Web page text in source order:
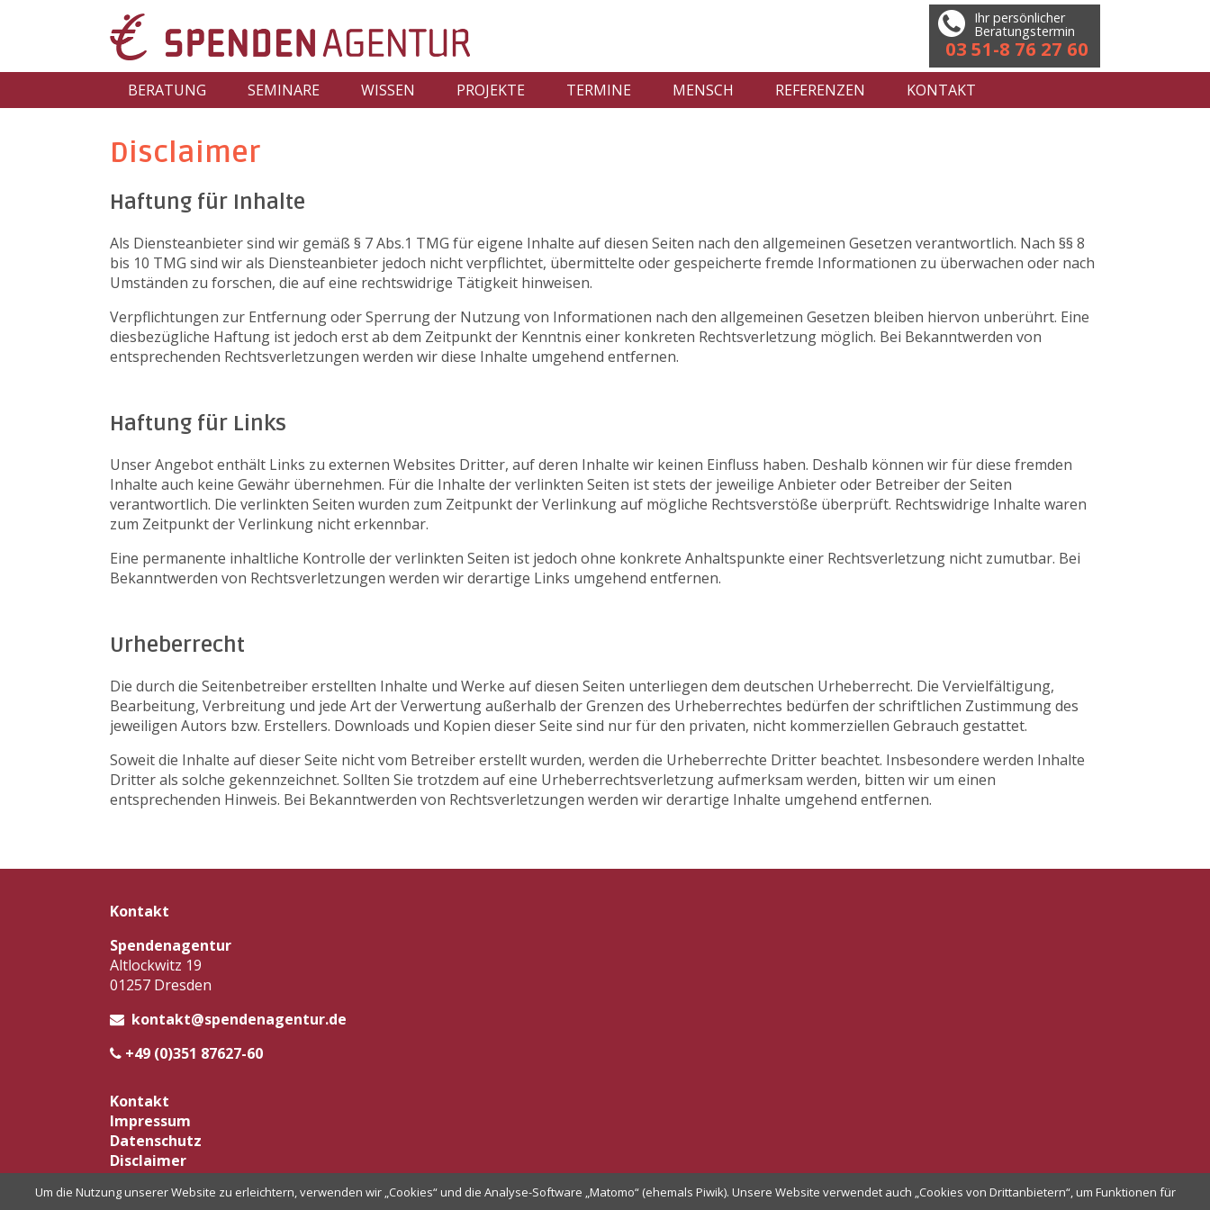
Ihr persönlicher
Beratungstermin
03 51-8 76 27 60
NAVIGATION
ÜBERSPRINGEN
BERATUNG SEMINARE WISSEN PROJEKTE TERMINE MENSCH REFERENZEN KONTAKT
Disclaimer
Haftung für Inhalte
Als Diensteanbieter sind wir gemäß § 7 Abs.1 TMG für eigene Inhalte auf diesen Seiten nach den allgemeinen Gesetzen verantwortlich. Nach §§ 8
bis 10 TMG sind wir als Diensteanbieter jedoch nicht verpflichtet, übermittelte oder gespeicherte fremde Informationen zu überwachen oder nach
Umständen zu forschen, die auf eine rechtswidrige Tätigkeit hinweisen.
Verpflichtungen zur Entfernung oder Sperrung der Nutzung von Informationen nach den allgemeinen Gesetzen bleiben hiervon unberührt. Eine
diesbezügliche Haftung ist jedoch erst ab dem Zeitpunkt der Kenntnis einer konkreten Rechtsverletzung möglich. Bei Bekanntwerden von
entsprechenden Rechtsverletzungen werden wir diese Inhalte umgehend entfernen.
Haftung für Links
Unser Angebot enthält Links zu externen Websites Dritter, auf deren Inhalte wir keinen Einfluss haben. Deshalb können wir für diese fremden
Inhalte auch keine Gewähr übernehmen. Für die Inhalte der verlinkten Seiten ist stets der jeweilige Anbieter oder Betreiber der Seiten
verantwortlich. Die verlinkten Seiten wurden zum Zeitpunkt der Verlinkung auf mögliche Rechtsverstöße überprüft. Rechtswidrige Inhalte waren
zum Zeitpunkt der Verlinkung nicht erkennbar.
Eine permanente inhaltliche Kontrolle der verlinkten Seiten ist jedoch ohne konkrete Anhaltspunkte einer Rechtsverletzung nicht zumutbar. Bei
Bekanntwerden von Rechtsverletzungen werden wir derartige Links umgehend entfernen.
Urheberrecht
Die durch die Seitenbetreiber erstellten Inhalte und Werke auf diesen Seiten unterliegen dem deutschen Urheberrecht. Die Vervielfältigung,
Bearbeitung, Verbreitung und jede Art der Verwertung außerhalb der Grenzen des Urheberrechtes bedürfen der schriftlichen Zustimmung des
jeweiligen Autors bzw. Erstellers. Downloads und Kopien dieser Seite sind nur für den privaten, nicht kommerziellen Gebrauch gestattet.
Soweit die Inhalte auf dieser Seite nicht vom Betreiber erstellt wurden, werden die Urheberrechte Dritter beachtet. Insbesondere werden Inhalte
Dritter als solche gekennzeichnet. Sollten Sie trotzdem auf eine Urheberrechtsverletzung aufmerksam werden, bitten wir um einen
entsprechenden Hinweis. Bei Bekanntwerden von Rechtsverletzungen werden wir derartige Inhalte umgehend entfernen.
Kontakt
Spendenagentur
Altlockwitz 19
01257 Dresden
kontakt@spendenagentur.de
+49 (0)351 87627-60
Navigation
überspringen
Kontakt
Impressum
Datenschutz
Disclaimer
FacebookLinkedIn
Xing
Um die Nutzung unserer Website zu erleichtern, verwenden wir „Cookies“ und die Analyse-Software „Matomo“ (ehemals Piwik). Unsere Website verwendet auch „Cookies von Drittanbietern“, um Funktionen für